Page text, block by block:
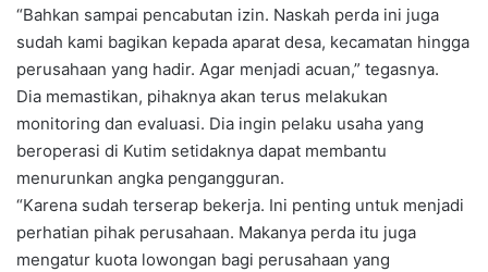
“Bahkan sampai pencabutan izin. Naskah perda ini juga
sudah kami bagikan kepada aparat desa, kecamatan hingga
perusahaan yang hadir. Agar menjadi acuan,” tegasnya.
Dia memastikan, pihaknya akan terus melakukan
monitoring dan evaluasi. Dia ingin pelaku usaha yang
beroperasi di Kutim setidaknya dapat membantu
menurunkan angka pengangguran.
“Karena sudah terserap bekerja. Ini penting untuk menjadi
perhatian pihak perusahaan. Makanya perda itu juga
mengatur kuota lowongan bagi perusahaan yang